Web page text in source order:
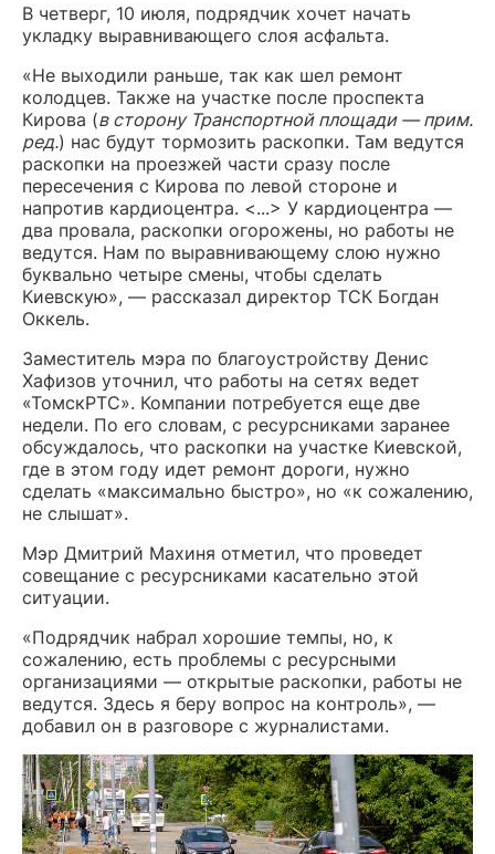
В четверг, 10 июля, подрядчик хочет начать
укладку выравнивающего слоя асфальта.
«Не выходили раньше, так как шел ремонт
колодцев. Также на участке после проспекта
Кирова (в сторону Транспортной площади — прим.
ред.) нас будут тормозить раскопки. Там ведутся
раскопки на проезжей части сразу после
пересечения с Кирова по левой стороне и
напротив кардиоцентра. <...> У кардиоцентра —
два провала, раскопки огорожены, но работы не
ведутся. Нам по выравнивающему слою нужно
буквально четыре смены, чтобы сделать
Киевскую», — рассказал директор ТСК Богдан
Оккель.
Заместитель мэра по благоустройству Денис
Хафизов уточнил, что работы на сетях ведет
«ТомскРТС». Компании потребуется еще две
недели. По его словам, с ресурсниками заранее
обсуждалось, что раскопки на участке Киевской,
где в этом году идет ремонт дороги, нужно
сделать «максимально быстро», но «к сожалению,
не слышат».
Мэр Дмитрий Махиня отметил, что проведет
совещание с ресурсниками касательно этой
ситуации.
«Подрядчик набрал хорошие темпы, но, к
сожалению, есть проблемы с ресурсными
организациями — открытые раскопки, работы не
ведутся. Здесь я беру вопрос на контроль», —
добавил он в разговоре с журналистами.